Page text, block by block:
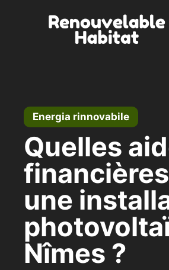
Energia rinnovabile
Quelles
une
Nîmes ?